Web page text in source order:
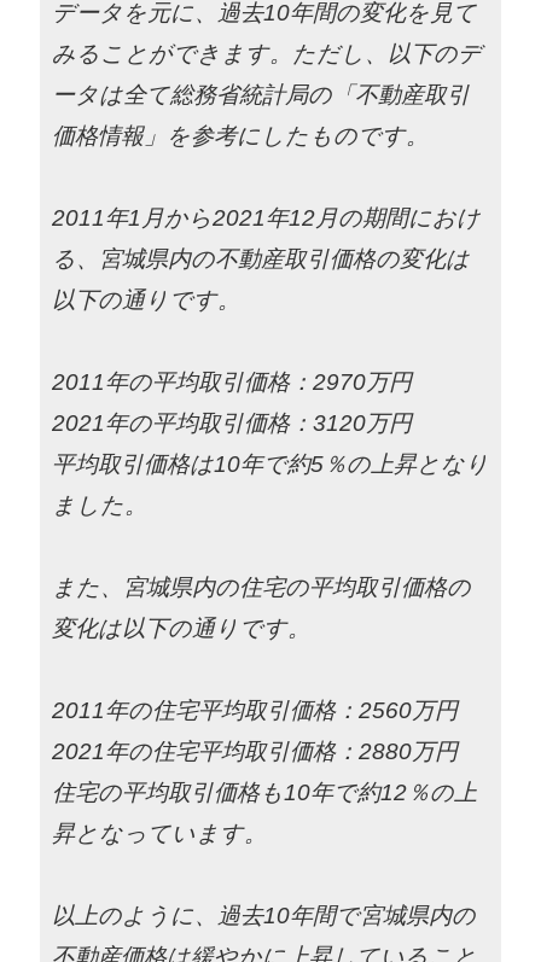
データを元に、過去10年間の変化を見て
みることができます。ただし、以下のデ
ータは全て総務省統計局の「不動産取引
価格情報」を参考にしたものです。
2011年1月から2021年12月の期間におけ
る、宮城県内の不動産取引価格の変化は
以下の通りです。
2011年の平均取引価格：2970万円
2021年の平均取引価格：3120万円
平均取引価格は10年で約5％の上昇となり
ました。
また、宮城県内の住宅の平均取引価格の
変化は以下の通りです。
2011年の住宅平均取引価格：2560万円
2021年の住宅平均取引価格：2880万円
住宅の平均取引価格も10年で約12％の上
昇となっています。
以上のように、過去10年間で宮城県内の